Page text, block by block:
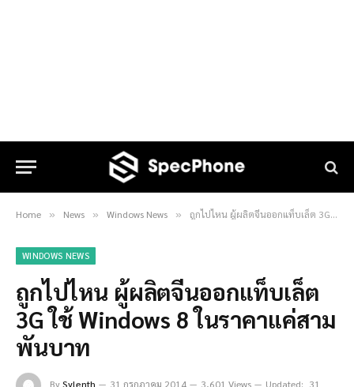
Home » News » Windows News » ถูกไปไหน ผู้ผลิตจีนออกแท็บเล็ต 3G ใช้ Windows 8 ในราคาแค่สามพันบาท
WINDOWS NEWS
ถูกไปไหน ผู้ผลิตจีนออกแท็บเล็ต
3G ใช้ Windows 8 ในราคาแค่สาม
พันบาท
BySylenth 31 กรกฎาคม 2014 3,601 Views Updated: 31